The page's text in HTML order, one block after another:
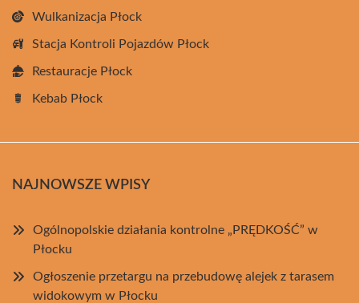
Wulkanizacja Płock
Stacja Kontroli Pojazdów Płock
Restauracje Płock
Kebab Płock
NAJNOWSZE WPISY
Ogólnopolskie działania kontrolne „PRĘDKOŚĆ” w
Płocku
Ogłoszenie przetargu na przebudowę alejek z tarasem
widokowym w Płocku